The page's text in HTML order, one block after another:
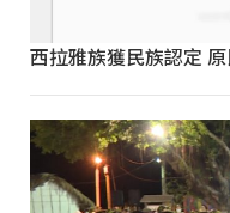
西拉雅族獲民族認定